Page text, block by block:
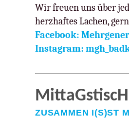
Wir freuen uns über
herzhaftes Lachen,
Facebook:
Instagram:
MittaGstiscH
ZUSAMMEN I(S)ST